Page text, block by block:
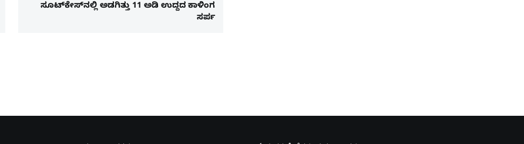
ಸೂಟ್‌ಕೇಸ್‌ನಲ್ಲಿ ಅಡಗಿತ್ತು 11 ಅಡಿ ಉದ್ದದ ಕಾಳಿಂಗ
ಸರ್ಪ